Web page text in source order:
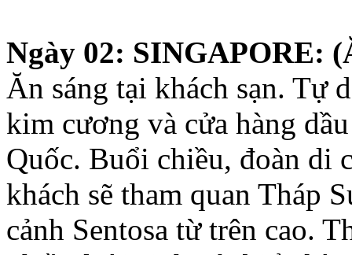
Ngày 02: SINGAPORE:
Ăn sáng tại khách sạn. Tự
kim cương và cửa hàng
Quốc. Buổi chiều, đoàn di
khách sẽ tham quan Tháp
cảnh Sentosa từ trên cao.